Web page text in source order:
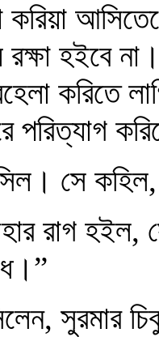
করিয়া
রক্ষা হইবে
করিতে
পরিত্যাগ
সে
রাগ হইল,
সুরমার